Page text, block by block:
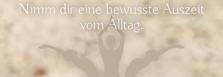
Nimm dir eine bewusste Auszeit
vom Alltag.